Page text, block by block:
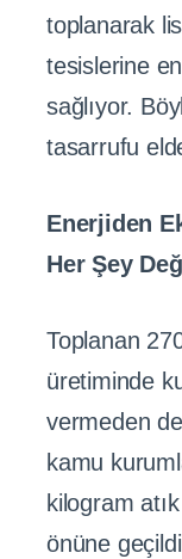
toplanarak
tesislerine
sağlıyor.
tasarrufu
Enerjiden
Her Şey
Toplanan
üretiminde
vermeden
kamu
kilogram
önüne